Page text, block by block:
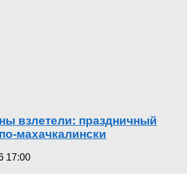
взлетели: праздничный
махачкалински
17:00